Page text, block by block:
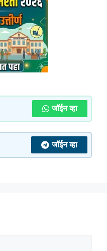
जॉईन व्हा
जॉईन व्हा